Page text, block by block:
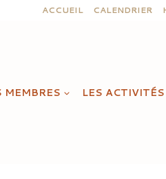
ACCUEIL CALENDRIER
MEMBRES LES ACTIVITÉS